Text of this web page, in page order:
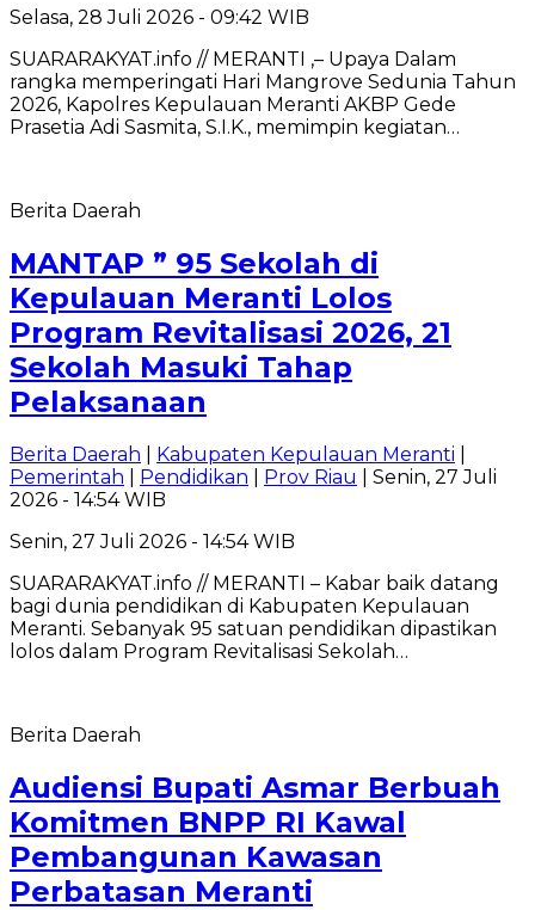
Selasa, 28 Juli 2026 - 09:42 WIB
SUARARAKYAT.info // MERANTI ,– Upaya Dalam
rangka memperingati Hari Mangrove Sedunia Tahun
2026, Kapolres Kepulauan Meranti AKBP Gede
Prasetia Adi Sasmita, S.I.K., memimpin kegiatan…
Berita Daerah
MANTAP ” 95 Sekolah di
Kepulauan Meranti Lolos
Program Revitalisasi 2026, 21
Sekolah Masuki Tahap
Pelaksanaan
Berita Daerah Kabupaten Kepulauan Meranti
Pemerintah
Pendidikan Prov Riau
| Senin, 27 Juli
2026 - 14:54 WIB
Senin, 27 Juli 2026 - 14:54 WIB
SUARARAKYAT.info // MERANTI – Kabar baik datang
bagi dunia pendidikan di Kabupaten Kepulauan
Meranti. Sebanyak 95 satuan pendidikan dipastikan
lolos dalam Program Revitalisasi Sekolah…
Berita Daerah
Audiensi Bupati Asmar Berbuah
Komitmen BNPP RI Kawal
Pembangunan Kawasan
Perbatasan Meranti